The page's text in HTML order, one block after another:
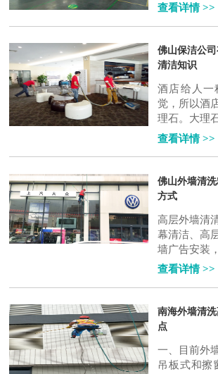
查看详情 >>
佛山保洁公
清洁知识
酒店给人一
觉，所以酒
理石。大理
清洗很容易
用于酒店装
查看详情 >>
佛山外墙清洗
方式
高层外墙清
幕清洁、高
墙广告安装
存在着危险
查看详情 >>
南海外墙清
点
一、目前外
吊板式和擦